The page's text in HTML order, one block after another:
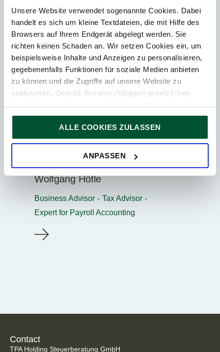
Unsere Website verwendet sogenannte Cookies. Dabei
handelt es sich um kleine Textdateien, die mit Hilfe des
Browsers auf Ihrem Endgerät abgelegt werden. Sie
richten keinen Schaden an. Wir setzen Cookies ein, um
beispielsweise Inhalte und Anzeigen zu personalisieren,
gegebenenfalls Funktionen für soziale Medien anbieten
zu können und die Zugriffe auf unsere Website zu
analysieren. Gemäß den einschlägigen gesetzlichen
speichern, wenn diese für den Betrieb unserer Website
unbedingt notwendig sind. Für alle anderen Cookie-Typen
ersuchen wir um Ihre Einwilligung.
Sie können Ihre Einwilligung jederzeit in der
ALLE COOKIES ZULASSEN
ANPASSEN
Wolfgang Höfle
Business Advisor
Tax Advisor
Expert for Payroll Accounting
Contact
TPA Holding Steuerberatung GmbH